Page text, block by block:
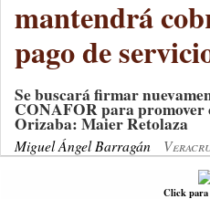
mantendrá
pago de
Se buscará firmar
CONAFOR para promover
Orizaba: Maier Retolaza
Miguel Ángel Barragán
Click